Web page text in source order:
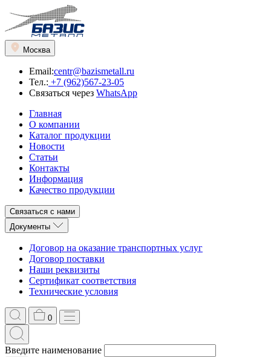
Москва
Email:centr@bazismetall.ru
Тел.: +7 (962)567-23-05
Связаться через WhatsApp
Главная
О компании
Каталог продукции
Новости
Статьи
Контакты
Информация
Качество продукции
Связаться с нами
Документы
Договор на оказание транспортных услуг
Договор поставки
Наши реквизиты
Сертификат соответствия
Технические условия
0
Введите наименование